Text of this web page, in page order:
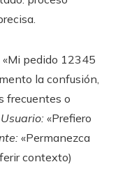
«Mi pedido 12345
la confusión,
frecuentes o
Usuario: «Prefiero
«Permanezca
contexto)